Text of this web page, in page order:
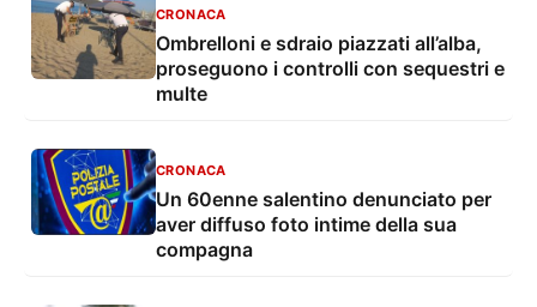
CRONACA
Ombrelloni e sdraio piazzati all’alba,
proseguono i controlli con sequestri e
multe
CRONACA
Un 60enne salentino denunciato per
aver diffuso foto intime della sua
compagna